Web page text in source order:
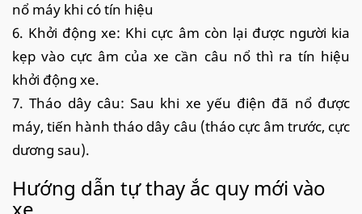
nổ máy khi có tín hiệu
6. Khởi động xe: Khi cực âm còn lại được người kia
kẹp vào cực âm của xe cần câu nổ thì ra tín hiệu
khởi động xe.
7. Tháo dây câu: Sau khi xe yếu điện đã nổ được
máy, tiến hành tháo dây câu (tháo cực âm trước, cực
dương sau).
Hướng dẫn tự thay ắc quy mới vào